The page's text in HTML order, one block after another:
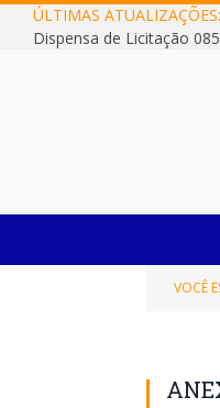
ÚLTIMAS ATUALIZAÇÕES:
VOCÊ